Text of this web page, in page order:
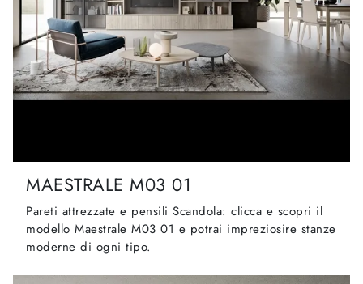
MAESTRALE M03 01
Pareti attrezzate e pensili Scandola: clicca e scopri il
modello Maestrale M03 01 e potrai impreziosire stanze
moderne di ogni tipo.